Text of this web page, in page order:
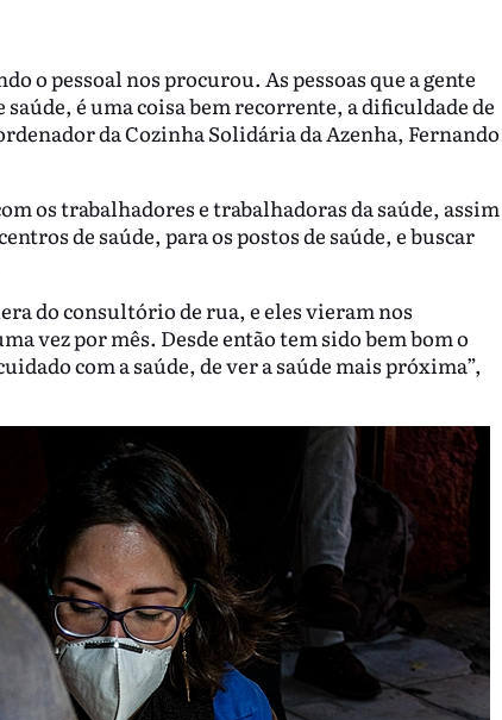
o pessoal nos procurou. As pessoas que a gente
é uma coisa bem recorrente, a dificuldade de
da Cozinha Solidária da Azenha, Fernando
os trabalhadores e trabalhadoras da saúde, assim
de saúde, para os postos de saúde, e buscar
do consultório de rua, e eles vieram nos
vez por mês. Desde então tem sido bem bom o
com a saúde, de ver a saúde mais próxima”,